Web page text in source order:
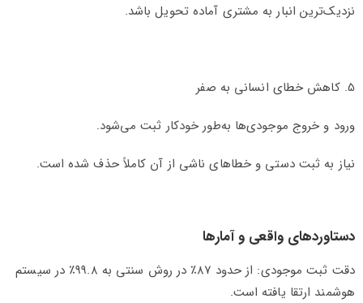
نزدیک‌ترین انبار به مشتری آماده تحویل باشد.
5. کاهش خطای انسانی به صفر
ورود و خروج موجودی‌ها به‌طور خودکار ثبت می‌شود.
نیاز به ثبت دستی و خطاهای ناشی از آن کاملاً حذف شده است.
دستاوردهای واقعی و آمارها
دقت ثبت موجودی: از حدود ۸۷٪ در روش سنتی به ۹۹.۸٪ در سیستم
هوشمند ارتقا یافته است.